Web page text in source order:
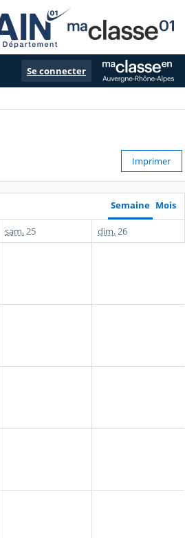
Se connecter
Imprimer
Semaine Mois
sam. 25 dim. 26